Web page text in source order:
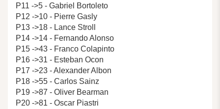
P11 ->5 - Gabriel Bortoleto
P12 ->10 - Pierre Gasly
P13 ->18 - Lance Stroll
P14 ->14 - Fernando Alonso
P15 ->43 - Franco Colapinto
P16 ->31 - Esteban Ocon
P17 ->23 - Alexander Albon
P18 ->55 - Carlos Sainz
P19 ->87 - Oliver Bearman
P20 ->81 - Oscar Piastri